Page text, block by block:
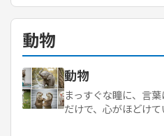
動物
動物
まっすぐな瞳に、言
だけで、心がほどけて